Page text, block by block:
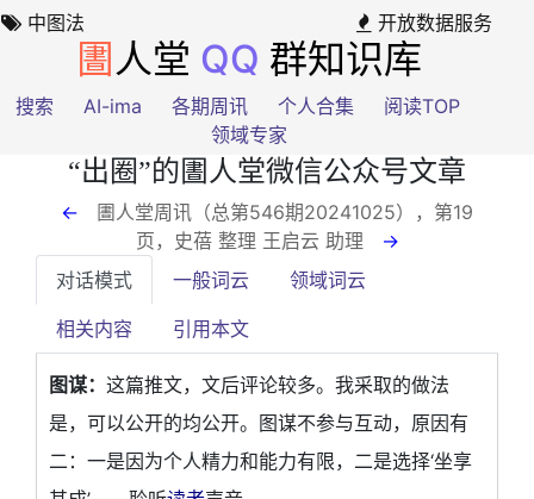
中图法 开放数据服务
圕 人堂 QQ 群知识库
搜索 AI-ima 各期周讯 个人合集
阅读TOP
领域专家
“出圈”的圕人堂微信公众号文章
←
圕人堂周讯（总第546期20241025），第19
页 ，史蓓 整理 王启云 助理
→
对话模式
一般词云 领域词云
相关内容 引用本文
图谋： 这篇推文，文后评论较多。我采取的做法
是，可以公开的均公开。图谋不参与互动，原因有
二：一是因为个人精力和能力有限，二是选择‘坐享